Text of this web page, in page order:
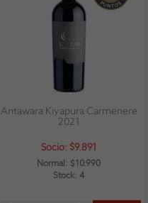
Antawara Kiyapura Carmenere
2021
Socio: $9.891
Normal: $10.990
Stock: 4